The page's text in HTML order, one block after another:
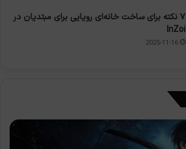
۷ نکته برای ساخت خانه‌ای رویایی برای مبتدیان در
InZoi
2025-11-16